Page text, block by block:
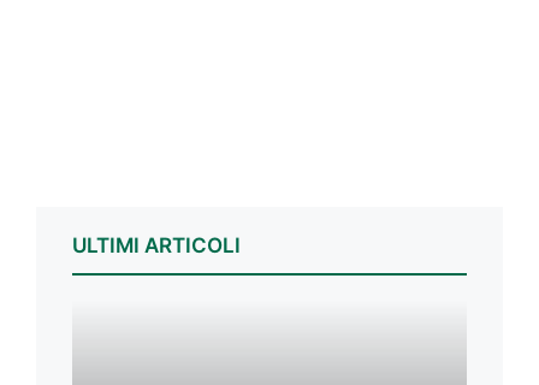
ULTIMI ARTICOLI